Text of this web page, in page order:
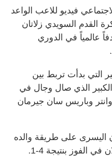
فيديو للاعب الواعد
القدم السويدي زلاتان
عالمياً في الدوري
التي بدأت تربط بين
الذي صال وجال في
وباريس سان جيرمان
اليسرى على طريقة والده
الفوز بنتيجة 4-1.